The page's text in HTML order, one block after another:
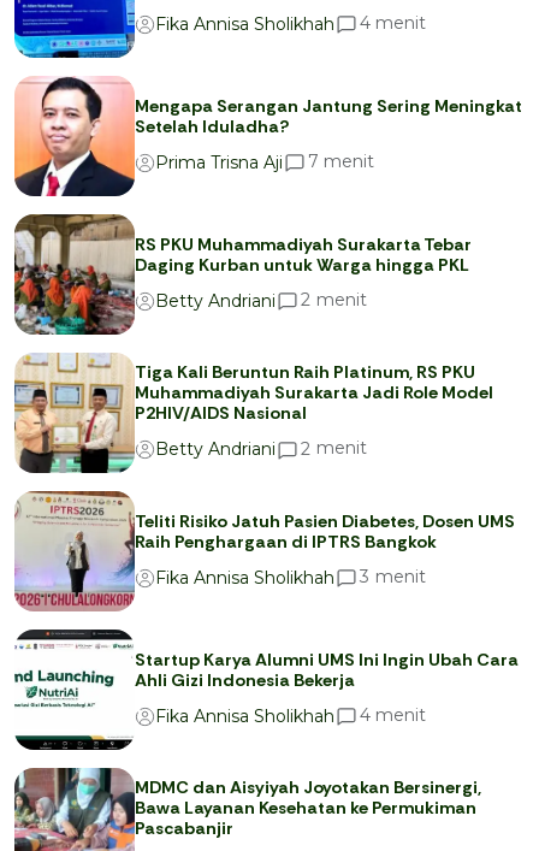
Fika Annisa Sholikhah
4 menit
Mengapa Serangan Jantung Sering Meningkat
Setelah Iduladha?
Prima Trisna Aji
7 menit
RS PKU Muhammadiyah Surakarta Tebar
Daging Kurban untuk Warga hingga PKL
Betty Andriani
2 menit
Tiga Kali Beruntun Raih Platinum, RS PKU
Muhammadiyah Surakarta Jadi Role Model
P2HIV/AIDS Nasional
Betty Andriani
2 menit
Teliti Risiko Jatuh Pasien Diabetes, Dosen UMS
Raih Penghargaan di IPTRS Bangkok
Fika Annisa Sholikhah
3 menit
Startup Karya Alumni UMS Ini Ingin Ubah Cara
Ahli Gizi Indonesia Bekerja
Fika Annisa Sholikhah
4 menit
MDMC dan Aisyiyah Joyotakan Bersinergi,
Bawa Layanan Kesehatan ke Permukiman
Pascabanjir